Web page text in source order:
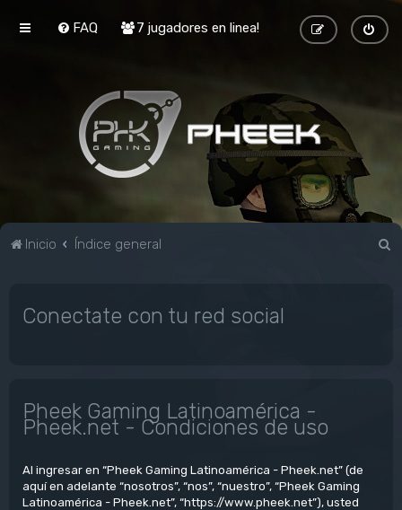
FAQ 7 jugadores en linea!
Inicio Índice general
Conectate con tu red social
Pheek Gaming Latinoamérica -
Pheek.net - Condiciones de uso
Al ingresar en “Pheek Gaming Latinoamérica - Pheek.net” (de
aquí en adelante “nosotros”, “nos”, “nuestro”, “Pheek Gaming
Latinoamérica - Pheek.net”, “https://www.pheek.net”), usted